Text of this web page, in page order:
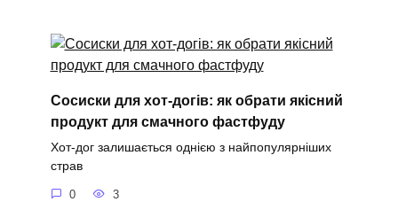
Сосиски для хот-догів: як обрати якісний
продукт для смачного фастфуду
Хот-дог залишається однією з найпопулярніших
страв
0 3